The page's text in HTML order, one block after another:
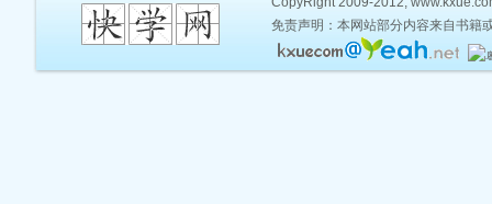
免责声明：本网站部分内容来自书籍